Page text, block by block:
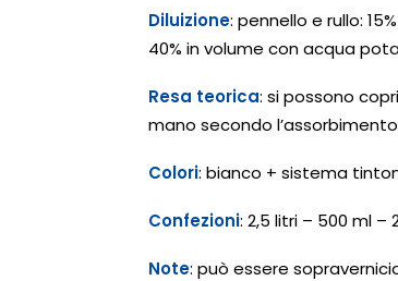
Diluizione: pennello e rullo:
40% in volume con acqua
Resa teorica: si possono
mano secondo
Colori: bianco + sistema
Confezioni: 2,5 litri – 500 ml –
Note: può essere